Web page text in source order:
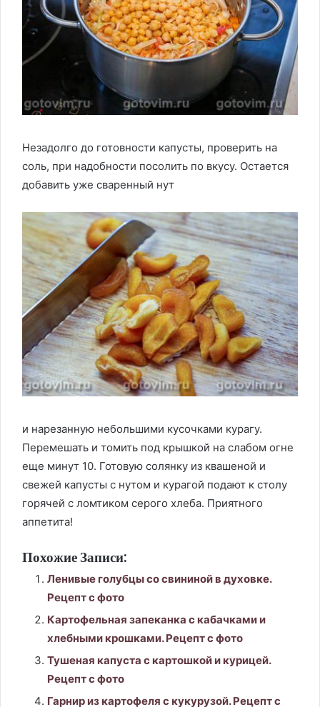
Незадолго до готовности капусты, проверить на
соль, при надобности посолить по вкусу. Остается
добавить уже сваренный нут
и нарезанную небольшими кусочками курагу.
Перемешать и томить под крышкой на слабом огне
еще минут 10. Готовую солянку из квашеной и
свежей капусты с нутом и курагой подают к столу
горячей с ломтиком серого хлеба. Приятного
аппетита!
Похожие Записи:
Ленивые голубцы со свининой в духовке.
Рецепт с фото
Картофельная запеканка с кабачками и
хлебными крошками. Рецепт с фото
Тушеная капуста с картошкой и курицей.
Рецепт с фото
Гарнир из картофеля с кукурузой. Рецепт с